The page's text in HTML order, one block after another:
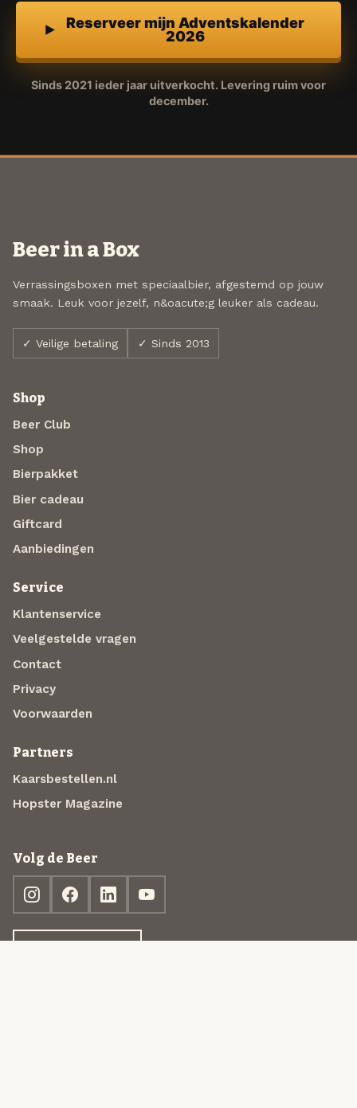
Reserveer mijn Adventskalender
2026
Sinds 2021 ieder jaar uitverkocht. Levering ruim voor
december.
Beer in a Box
Verrassingsboxen met speciaalbier, afgestemd op jouw
smaak. Leuk voor jezelf, n&oacute;g leuker als cadeau.
✓ Veilige betaling ✓ Sinds 2013
Shop
Beer Club
Shop
Bierpakket
Bier cadeau
Giftcard
Aanbiedingen
Service
Klantenservice
Veelgestelde vragen
Contact
Privacy
Voorwaarden
Partners
Kaarsbestellen.nl
Hopster Magazine
Volg de Beer